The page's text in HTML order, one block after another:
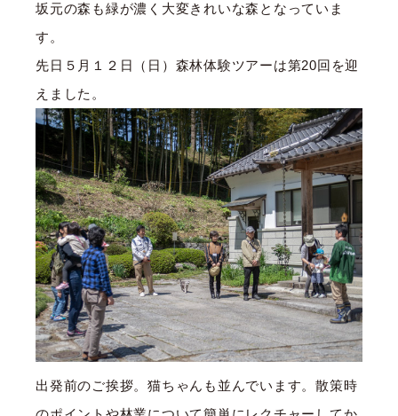
坂元の森も緑が濃く大変きれいな森となっていま
す。
先日５月１２日（日）森林体験ツアーは第20回を迎
えました。
出発前のご挨拶。猫ちゃんも並んでいます。散策時